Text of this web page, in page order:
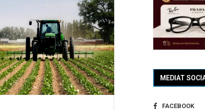
MEDIAT
FACEBOOK